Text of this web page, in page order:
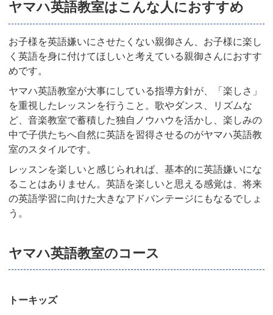
ヤマハ英語教室はこんな人におすすめ
お子様を英語嫌いにさせたくない親御さん、お子様に楽し
く英語を身に付けてほしいと考えている親御さんにおすす
めです。
ヤマハ英語教室が大事にしている指導方針が、「楽しさ」
を重視したレッスンを行うこと。歌やダンス、リズムな
ど、音楽教室で蓄積した独自ノウハウを活かし、楽しみの
中で子供たちへ自然に英語を習得させるのがヤマハ英語教
室のスタイルです。
レッスンを楽しいと感じられれば、基本的に英語嫌いにな
ることはありません。英語を楽しいと思える感覚は、将来
の英語学習に向けた大きなアドバンテージにもなるでしょ
う。
ヤマハ英語教室のコース
トーキッズ